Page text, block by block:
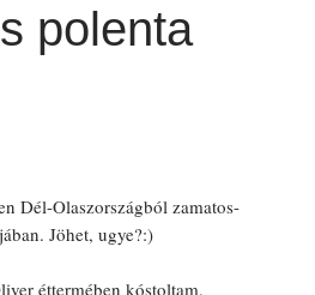
ÖTLETEK
polenta
Dél-Olaszországból zamatos-
Jöhet, ugye?:)
éttermében kóstoltam,